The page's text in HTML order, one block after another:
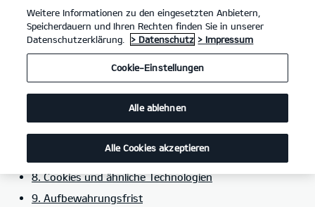
3. Probefahrt
4. Gewinnspiele
5. Kategorien von Empfängern personenbezogener
6. Einsatz von Social-Media-Plug-ins im Rahmen von
7. Einbindung von Diensten und Inhalten weiterer
8. Cookies und ähnliche Technologien
9. Aufbewahrungsfrist
Weitere Informationen zu den eingesetzten Anbietern,
Speicherdauern und Ihren Rechten finden Sie in unserer
Datenschutzerklärung.
> Datenschutz > Impressum
Cookie-Einstellungen
Alle ablehnen
Alle Cookies akzeptieren